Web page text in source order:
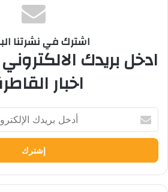
اشترك في نشرتنا
ادخل بريدك
اخبار
بريدك
الإلكتروني